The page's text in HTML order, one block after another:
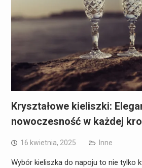
Kryształowe kieliszki:
nowoczesność w każdej
16 kwietnia, 2025 Inne
Wybór kieliszka do napoju to nie tylko